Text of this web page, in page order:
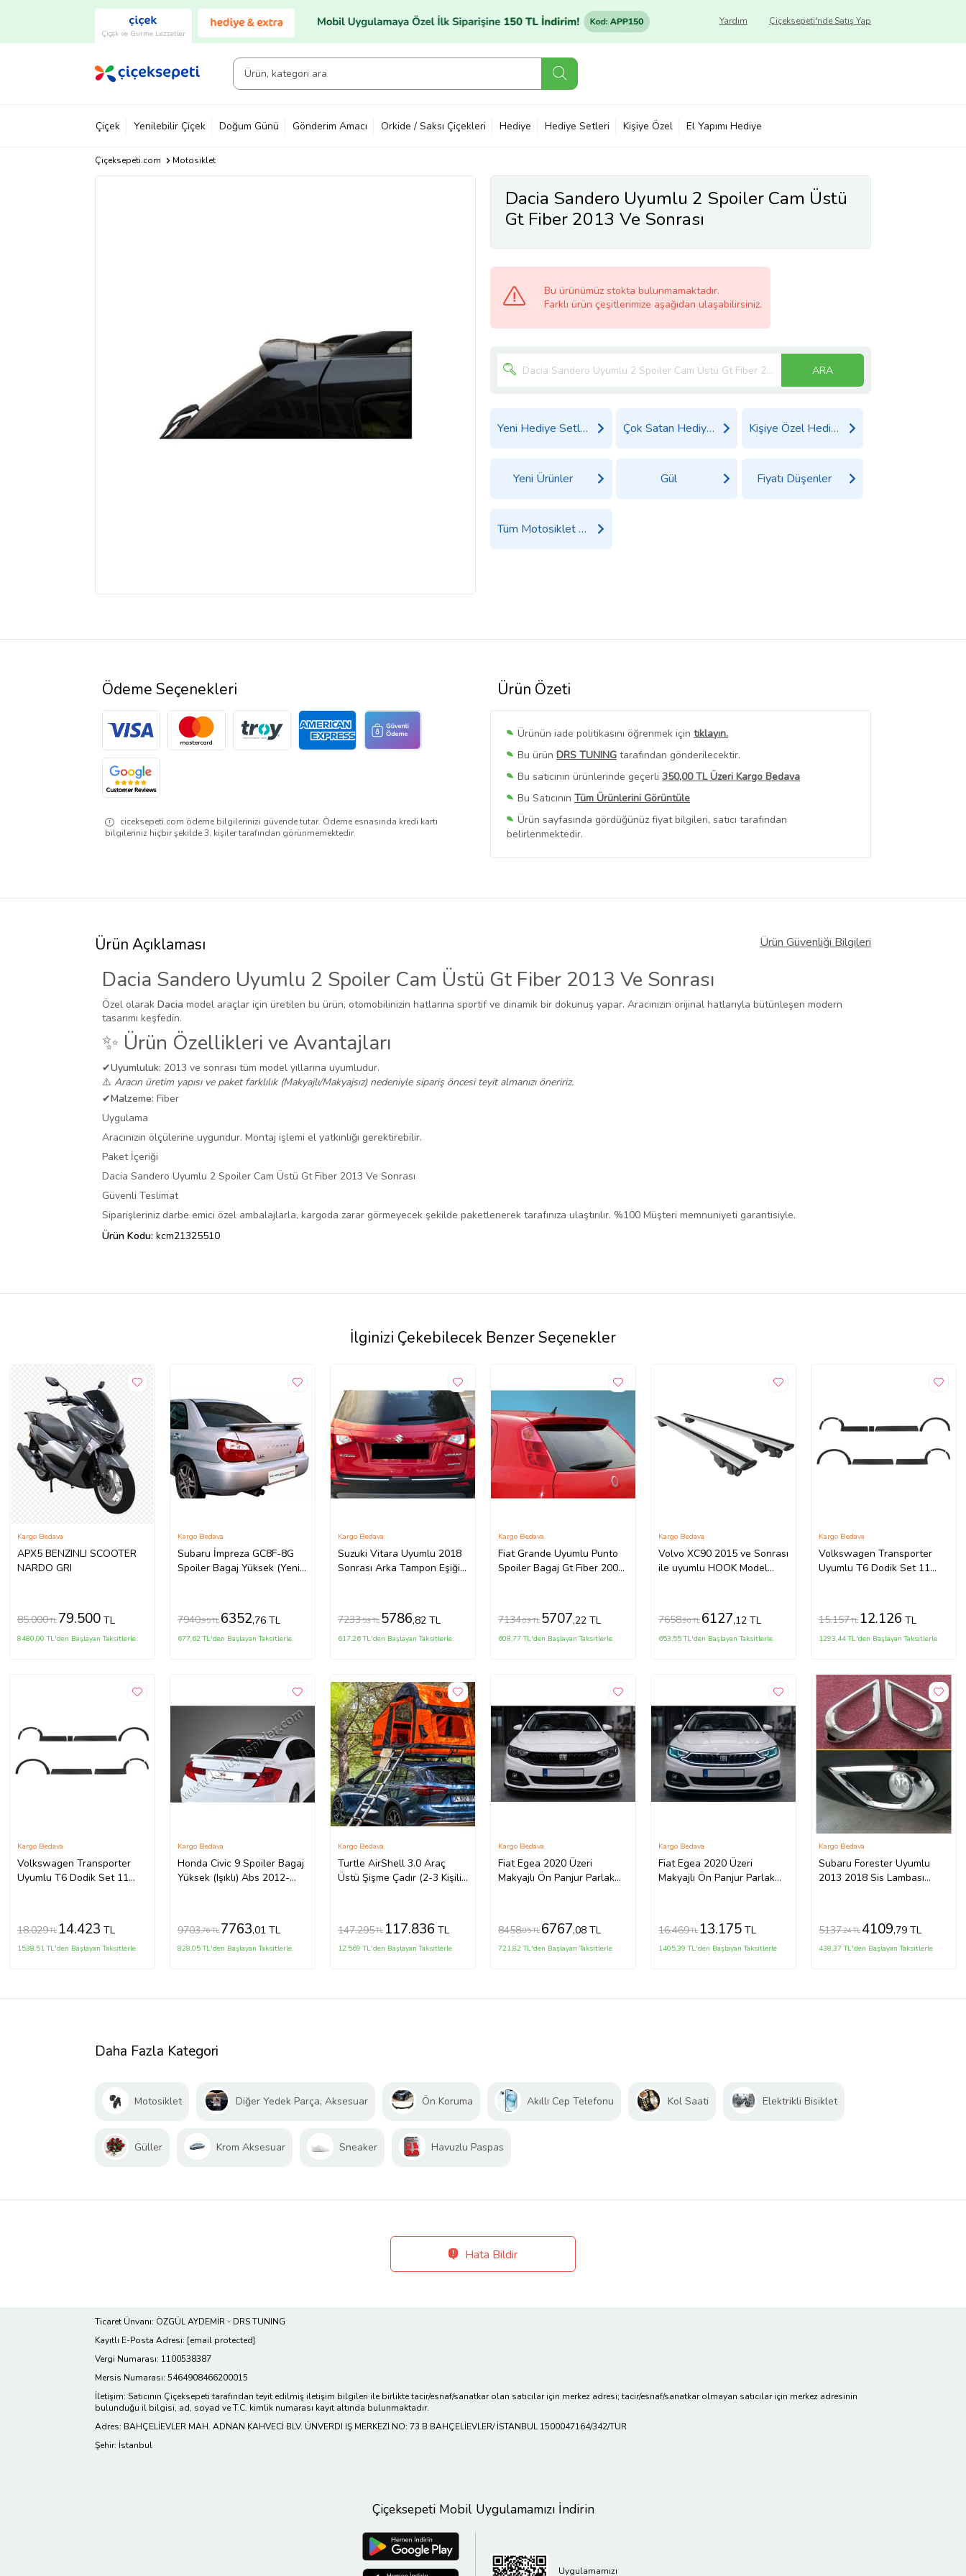
Çiçek ve Gurme Lezzetler
Çiçeksepeti'nde Satış Yap
Yardım
Çiçek Yenilebilir Çiçek Doğum Günü Gönderim Amacı Orkide / Saksı Çiçekleri Hediye Hediye Setleri Kişiye Özel El Yapımı Hediye
Çiçeksepeti.com Motosiklet
Dacia Sandero Uyumlu 2 Spoiler Cam Üstü
Gt Fiber 2013 Ve Sonrası
Bu ürünümüz stokta bulunmamaktadır.
Farklı ürün çeşitlerimize aşağıdan ulaşabilirsiniz.
ARA
Yeni Hediye Setleri Çok Satan Hediyeler Kişiye Özel Hediyeler
Yeni Ürünler Gül Fiyatı Düşenler
Tüm Motosiklet Ürünleri
Ürün Özeti
Ürünün iade politikasını öğrenmek için tıklayın.
Bu ürün DRS TUNING tarafından gönderilecektir.
Bu satıcının ürünlerinde geçerli 350,00 TL Üzeri Kargo Bedava
Bu Satıcının Tüm Ürünlerini Görüntüle
Ürün sayfasında gördüğünüz fiyat bilgileri, satıcı tarafından
belirlenmektedir.
Ödeme Seçenekleri
ciceksepeti.com ödeme bilgilerinizi güvende tutar. Ödeme esnasında kredi kartı
bilgileriniz hiçbir şekilde 3. kişiler tarafından görünmemektedir.
Ürün Açıklaması Ürün Güvenliği Bilgileri
Dacia Sandero Uyumlu 2 Spoiler Cam Üstü Gt Fiber 2013 Ve Sonrası
Özel olarak Dacia model araçlar için üretilen bu ürün, otomobilinizin hatlarına sportif ve dinamik bir dokunuş yapar. Aracınızın orijinal hatlarıyla bütünleşen modern
tasarımı keşfedin.
✨ Ürün Özellikleri ve Avantajları
✔Uyumluluk: 2013 ve sonrası tüm model yıllarına uyumludur.
⚠️ Aracın üretim yapısı ve paket farklılık (Makyajlı/Makyajsız) nedeniyle sipariş öncesi teyit almanızı öneririz.
✔Malzeme: Fiber
Uygulama
Aracınızın ölçülerine uygundur. Montaj işlemi el yatkınlığı gerektirebilir.
Paket İçeriği
Dacia Sandero Uyumlu 2 Spoiler Cam Üstü Gt Fiber 2013 Ve Sonrası
Güvenli Teslimat
Siparişleriniz darbe emici özel ambalajlarla, kargoda zarar görmeyecek şekilde paketlenerek tarafınıza ulaştırılır. %100 Müşteri memnuniyeti garantisiyle.
Ürün Kodu: kcm21325510
İlginizi Çekebilecek Benzer Seçenekler
APX5 BENZINLI SCOOTER
NARDO GRI
Kargo Bedava
85.000TL 79.500TL
8480,00 TL'den Başlayan Taksitlerle
Subaru İmpreza GC8F-8G
Spoiler Bagaj Yüksek (Yeni
Kargo Bedava
7940,95 TL 6352,76 TL
677,62 TL'den Başlayan Taksitlerle
Suzuki Vitara Uyumlu 2018
Sonrası Arka Tampon Eşiği
Kargo Bedava
7233,53 TL 5786,82 TL
617,26 TL'den Başlayan Taksitlerle
Fiat Grande Uyumlu Punto
Spoiler Bagaj Gt Fiber 2005-
Kargo Bedava
7134,03 TL 5707,22 TL
608,77 TL'den Başlayan Taksitlerle
Volvo XC90 2015 ve Sonrası
ile uyumlu HOOK Model
Kargo Bedava
7658,90 TL 6127,12 TL
653,55 TL'den Başlayan Taksitlerle
Volkswagen Transporter
Uyumlu T6 Dodik Set 11
Kargo Bedava
15.157TL 12.126 TL
1293,44 TL'den Başlayan Taksitlerle
Volkswagen Transporter
Uyumlu T6 Dodik Set 11
Kargo Bedava
18.029TL 14.423 TL
1538,51 TL'den Başlayan Taksitlerle
Honda Civic 9 Spoiler Bagaj
Yüksek (Işıklı) Abs 2012-
Kargo Bedava
9703,76 TL 7763,01 TL
828,05 TL'den Başlayan Taksitlerle
Turtle AirShell 3.0 Araç
Üstü Şişme Çadır (2-3 Kişilik
Kargo Bedava
147.295TL 117.836 TL
12.569 TL'den Başlayan Taksitlerle
Fiat Egea 2020 Üzeri
Makyajlı Ön Panjur Parlak
Kargo Bedava
8458,85 TL 6767,08 TL
721,82 TL'den Başlayan Taksitlerle
Fiat Egea 2020 Üzeri
Makyajlı Ön Panjur Parlak
Kargo Bedava
16.469TL 13.175 TL
1405,39 TL'den Başlayan Taksitlerle
Subaru Forester Uyumlu
2013 2018 Sis Lambası
Kargo Bedava
5137,24 TL4109,79 TL
438,37 TL'den Başlayan Taksitlerle
Daha Fazla Kategori
Motosiklet Diğer Yedek Parça, Aksesuar Ön Koruma Akıllı Cep Telefonu Kol Saati Elektrikli Bisiklet
Güller Krom Aksesuar Sneaker Havuzlu Paspas
Hata Bildir
Ticaret Ünvanı: ÖZGÜL AYDEMİR - DRS TUNING
Kayıtlı E-Posta Adresi: [email protected]
Vergi Numarası: 1100538387
Mersis Numarası: 5464908466200015
İletişim: Satıcının Çiçeksepeti tarafından teyit edilmiş iletişim bilgileri ile birlikte tacir/esnaf/sanatkar olan satıcılar için merkez adresi; tacir/esnaf/sanatkar olmayan satıcılar için merkez adresinin
bulunduğu il bilgisi, ad, soyad ve T.C. kimlik numarası kayıt altında bulunmaktadır.
Adres: BAHÇELİEVLER MAH. ADNAN KAHVECİ BLV. ÜNVERDI IŞ MERKEZI NO: 73 B BAHÇELİEVLER/ İSTANBUL 1500047164/342/TUR
Şehir: İstanbul
Çiçeksepeti Mobil Uygulamamızı İndirin
Uygulamamızı